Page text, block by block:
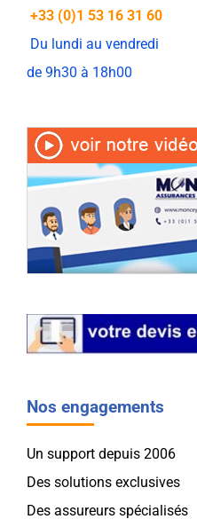
+33 (0)1 53 16 31 60
Du lundi au vendredi
de 9h30 à 18h00
Nos engagements
Un support depuis 2006
Des solutions exclusives
Des assureurs spécialisés